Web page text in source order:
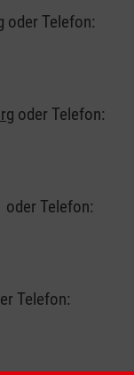
oder Telefon:
oder Telefon:
oder Telefon:
Telefon: